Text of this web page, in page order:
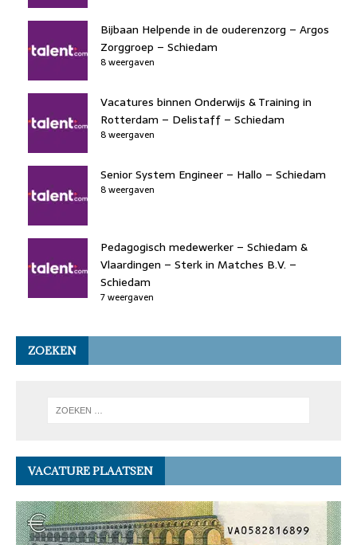
Bijbaan Helpende in de ouderenzorg – Argos
Zorggroep – Schiedam
8 weergaven
Vacatures binnen Onderwijs & Training in
Rotterdam – Delistaff – Schiedam
8 weergaven
Senior System Engineer – Hallo – Schiedam
8 weergaven
Pedagogisch medewerker – Schiedam &
Vlaardingen – Sterk in Matches B.V. –
Schiedam
7 weergaven
ZOEKEN
VACATURE PLAATSEN